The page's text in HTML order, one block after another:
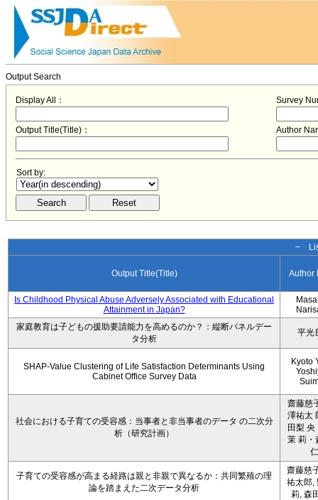
Output Search
Display All： Survey
Output Title(Title)： Author
Sort by:
−
Output Title(Title) Author
Is Childhood Physical Abuse Adversely Associated with Educational
Attainment in Japan?
家庭教育は子どもの援助要請能力を高めるのか？：縦断パネルデー
タ分析
平光
SHAP-Value Clustering of Life Satisfaction Determinants Using
Cabinet Office Survey Data
Kyoto
社会における子育ての受容感：当事者と非当事者のデータ の二次分
析（研究計画）
齋藤慈
澤祐太
田梨 央
茉 莉・
仁
子育ての受容感が高まる経路は親と非親で異なるか：共同繁殖の理
論を踏まえた二次データ分析
齋藤慈
祐太郎,
莉, 森